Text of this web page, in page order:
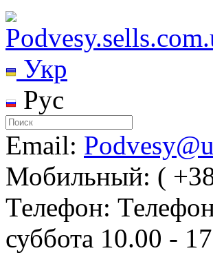
Укр
Рус
Email:
Мобильный: (
Телефон:
суббота 10.00 -